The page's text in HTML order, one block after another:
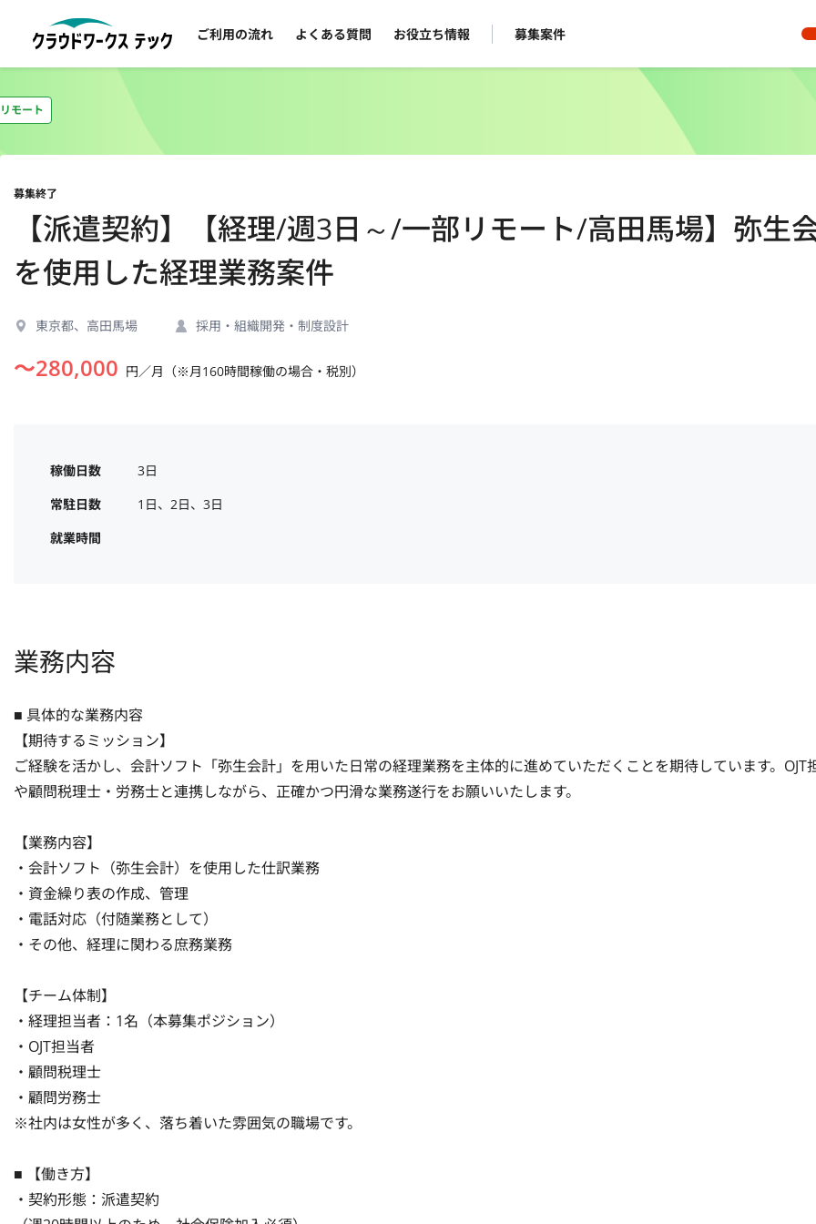
ご利用の流れ よくある質問 お役立ち情報 募集案件
モート
募集終了
【派遣契約】【経理/週3日～/一部リモート/高田馬場】弥生
を使用した経理業務案件
東京都、高田馬場 採用・組織開発・制度設計
〜280,000 円／月（※月160時間稼働の場合・税別）
稼働日数
3日
常駐日数
1日、2日、3日
就業時間
業務内容
■ 具体的な業務内容
【期待するミッション】
ご経験を活かし、会計ソフト「弥生会計」を用いた日常の経理業務を主体的に進めていただくことを期待しています。OJT
や顧問税理士・労務士と連携しながら、正確かつ円滑な業務遂行をお願いいたします。
【業務内容】
・会計ソフト（弥生会計）を使用した仕訳業務
・資金繰り表の作成、管理
・電話対応（付随業務として）
・その他、経理に関わる庶務業務
【チーム体制】
・経理担当者：1名（本募集ポジション）
・OJT担当者
・顧問税理士
・顧問労務士
※社内は女性が多く、落ち着いた雰囲気の職場です。
■ 【働き方】
・契約形態：派遣契約